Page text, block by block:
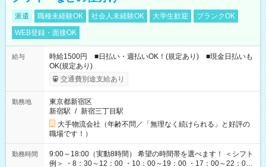
派遣 職種未経験OK 社会人未経験OK 大学生歓迎
ブランクOK
WEB登録・面接OK
給与
時給1500円 ■日払い・週払いOK！(規定あり) ■現金日払いも
OK(規定あり)
交通費別途支給あり
勤務地
東京都新宿区
新宿駅 / 新宿三丁目駅
大手物流会社（年齢不問／「無理なく続けられる」と好評の
職場です！）
勤務時間
9:00～18:00（実動8時間） 希望の時間帯を選べます！ ＜シフト
例＞ ・8：30～12：00 ・10：00～19：00 ・17：00～22：00